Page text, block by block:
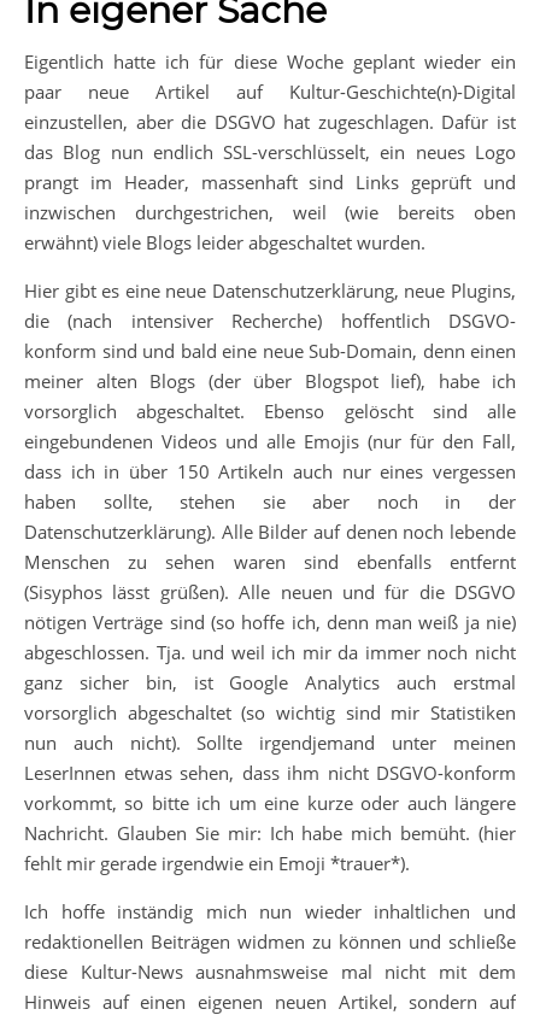
In eigener Sache
Eigentlich hatte ich für diese Woche geplant wieder ein
paar neue Artikel auf Kultur-Geschichte(n)-Digital
einzustellen, aber die DSGVO hat zugeschlagen. Dafür ist
das Blog nun endlich SSL-verschlüsselt, ein neues Logo
prangt im Header, massenhaft sind Links geprüft und
inzwischen durchgestrichen, weil (wie bereits oben
erwähnt) viele Blogs leider abgeschaltet wurden.
Hier gibt es eine neue Datenschutzerklärung, neue Plugins,
die (nach intensiver Recherche) hoffentlich DSGVO-
konform sind und bald eine neue Sub-Domain, denn einen
meiner alten Blogs (der über Blogspot lief), habe ich
vorsorglich abgeschaltet. Ebenso gelöscht sind alle
eingebundenen Videos und alle Emojis (nur für den Fall,
dass ich in über 150 Artikeln auch nur eines vergessen
haben sollte, stehen sie aber noch in der
Datenschutzerklärung). Alle Bilder auf denen noch lebende
Menschen zu sehen waren sind ebenfalls entfernt
(Sisyphos lässt grüßen). Alle neuen und für die DSGVO
nötigen Verträge sind (so hoffe ich, denn man weiß ja nie)
abgeschlossen. Tja. und weil ich mir da immer noch nicht
ganz sicher bin, ist Google Analytics auch erstmal
vorsorglich abgeschaltet (so wichtig sind mir Statistiken
nun auch nicht). Sollte irgendjemand unter meinen
LeserInnen etwas sehen, dass ihm nicht DSGVO-konform
vorkommt, so bitte ich um eine kurze oder auch längere
Nachricht. Glauben Sie mir: Ich habe mich bemüht. (hier
fehlt mir gerade irgendwie ein Emoji *trauer*).
Ich hoffe inständig mich nun wieder inhaltlichen und
redaktionellen Beiträgen widmen zu können und schließe
diese Kultur-News ausnahmsweise mal nicht mit dem
Hinweis auf einen eigenen neuen Artikel, sondern auf